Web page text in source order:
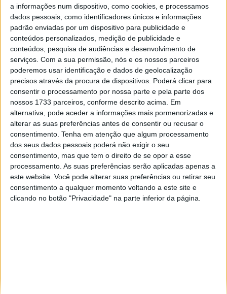
a informações num dispositivo, como cookies, e processamos
dados pessoais, como identificadores únicos e informações
padrão enviadas por um dispositivo para publicidade e
conteúdos personalizados, medição de publicidade e
conteúdos, pesquisa de audiências e desenvolvimento de
serviços. Com a sua permissão, nós e os nossos parceiros
poderemos usar identificação e dados de geolocalização
precisos através da procura de dispositivos. Poderá clicar para
consentir o processamento por nossa parte e pela parte dos
nossos 1733 parceiros, conforme descrito acima. Em
alternativa, pode aceder a informações mais pormenorizadas e
alterar as suas preferências antes de consentir ou recusar o
consentimento. Tenha em atenção que algum processamento
dos seus dados pessoais poderá não exigir o seu
consentimento, mas que tem o direito de se opor a esse
processamento. As suas preferências serão aplicadas apenas a
este website. Você pode alterar suas preferências ou retirar seu
consentimento a qualquer momento voltando a este site e
clicando no botão "Privacidade" na parte inferior da página.
Sobre
Especialistas em automóveis, automobilismo e demais desportos
motorizados há 48 anos.
Informação importante
Ficha técnica
Estatuto editorial
Política de privacidade
Termos e condições